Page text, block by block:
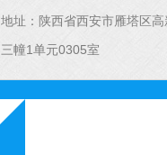
地址：陕西省西安市雁塔区
三幢1单元0305室